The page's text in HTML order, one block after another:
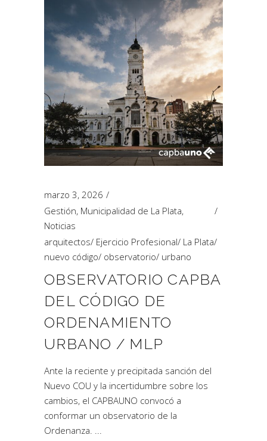
marzo 3, 2026
Gestión, Municipalidad de La Plata,
Noticias
arquitectos/ Ejercicio Profesional/ La Plata/
nuevo código/ observatorio/ urbano
OBSERVATORIO CAPBA
DEL CÓDIGO DE
ORDENAMIENTO
URBANO / MLP
Ante la reciente y precipitada sanción del
Nuevo COU y la incertidumbre sobre los
cambios, el CAPBAUNO convocó a
conformar un observatorio de la
Ordenanza.